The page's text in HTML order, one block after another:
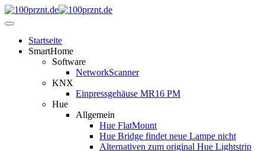
Startseite
SmartHome
Software
NetworkScanner
KNX
Einpressgehäuse MR16 PM
Hue
Allgemein
Hue FlatMount
Hue Bridge findet neue Lampe nicht
Alternativen zum original Hue Lightstrip